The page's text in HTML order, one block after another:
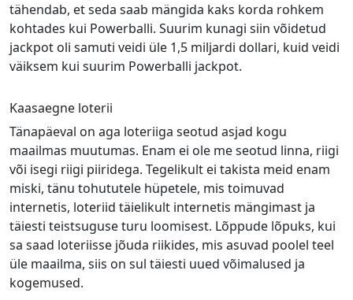
tähendab, et seda saab mängida kaks korda rohkem
kohtades kui Powerballi. Suurim kunagi siin võidetud
jackpot oli samuti veidi üle 1,5 miljardi dollari, kuid veidi
väiksem kui suurim Powerballi jackpot.
Kaasaegne loterii
Tänapäeval on aga loteriiga seotud asjad kogu
maailmas muutumas. Enam ei ole me seotud linna, riigi
või isegi riigi piiridega. Tegelikult ei takista meid enam
miski, tänu tohututele hüpetele, mis toimuvad
internetis, loteriid täielikult internetis mängimast ja
täiesti teistsuguse turu loomisest. Lõppude lõpuks, kui
sa saad loteriisse jõuda riikides, mis asuvad poolel teel
üle maailma, siis on sul täiesti uued võimalused ja
kogemused.